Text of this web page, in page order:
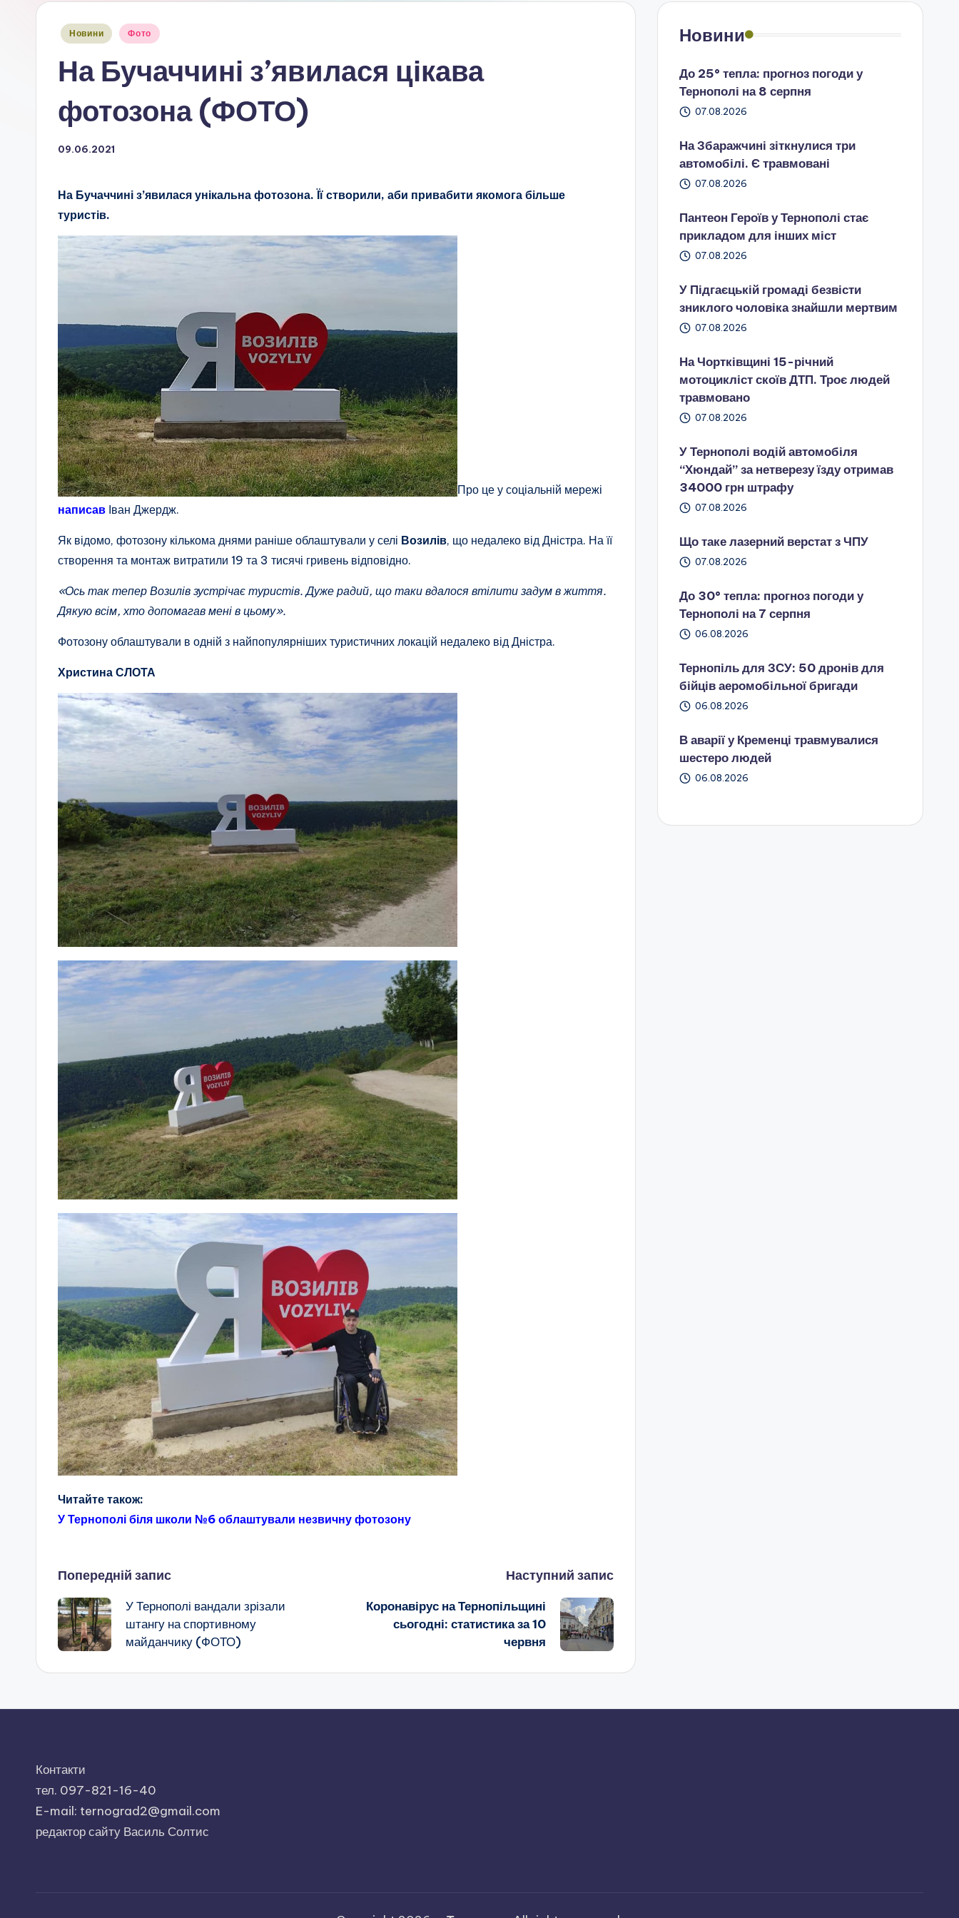
Опубліковано
Новини Фото
На Бучаччині з’явилася цікава
фотозона (ФОТО)
09.06.2021
На Бучаччині з’явилася унікальна фотозона. Її створили, аби привабити якомога більше
туристів.
Про це у соціальній мережі
написав Іван Джердж.
Як відомо, фотозону кількома днями раніше облаштували у селі Возилів, що недалеко від Дністра. На її
створення та монтаж витратили 19 та 3 тисячі гривень відповідно.
«Ось так тепер Возилів зустрічає туристів. Дуже радий, що таки вдалося втілити задум в життя.
Дякую всім, хто допомагав мені в цьому».
Фотозону облаштували в одній з найпопулярніших туристичних локацій недалеко від Дністра.
Христина СЛОТА
Читайте також:
У Тернополі біля школи №6 облаштували незвичну фотозону
Навігація
по
запису
Попередній запис
У Тернополі вандали зрізали
штангу на спортивному
майданчику (ФОТО)
Наступний запис
Коронавірус на Тернопільщині
сьогодні: статистика за 10
червня
Новини
До 25° тепла: прогноз погоди у
Тернополі на 8 серпня
07.08.2026
На Збаражчині зіткнулися три
автомобілі. Є травмовані
07.08.2026
Пантеон Героїв у Тернополі стає
прикладом для інших міст
07.08.2026
У Підгаєцькій громаді безвісти
зниклого чоловіка знайшли мертвим
07.08.2026
На Чортківщині 15-річний
мотоцикліст скоїв ДТП. Троє людей
травмовано
07.08.2026
У Тернополі водій автомобіля
“Хюндай” за нетверезу їзду отримав
34000 грн штрафу
07.08.2026
Що таке лазерний верстат з ЧПУ
07.08.2026
До 30° тепла: прогноз погоди у
Тернополі на 7 серпня
06.08.2026
Тернопіль для ЗСУ: 50 дронів для
бійців аеромобільної бригади
06.08.2026
В аварії у Кременці травмувалися
шестеро людей
06.08.2026
Контакти
тел. 097-821-16-40
E-mail: ternograd2@gmail.com
редактор сайту Василь Солтис